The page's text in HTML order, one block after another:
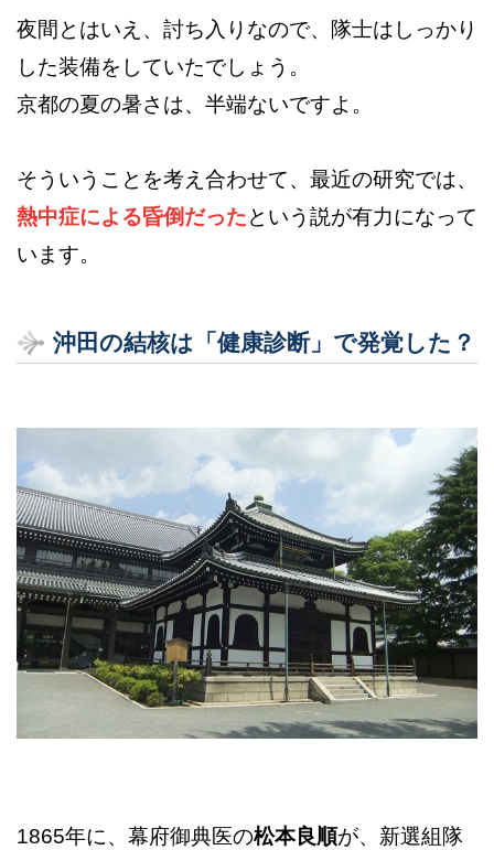
夜間とはいえ、討ち入りなので、隊士はしっかり
した装備をしていたでしょう。
京都の夏の暑さは、半端ないですよ。
そういうことを考え合わせて、最近の研究では、
熱中症による昏倒だったという説が有力になって
います。
沖田の結核は「健康診断」で発覚した？
1865年に、幕府御典医の松本良順が、新選組隊